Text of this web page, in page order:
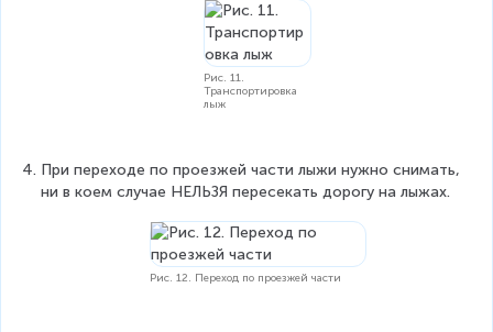
Рис. 11.
Транспортировка
лыж
При переходе по проезжей части лыжи нужно снимать,
ни в коем случае НЕЛЬЗЯ пересекать дорогу на лыжах.
Рис. 12. Переход по проезжей части